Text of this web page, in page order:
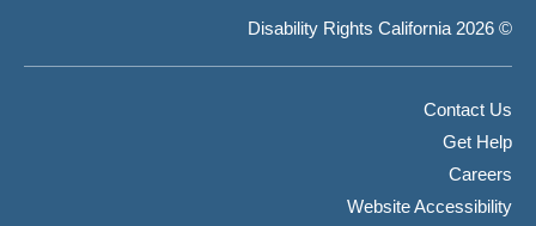
© 2026 Disability Rights California
Contact Us
Get Help
Careers
Website Accessibility